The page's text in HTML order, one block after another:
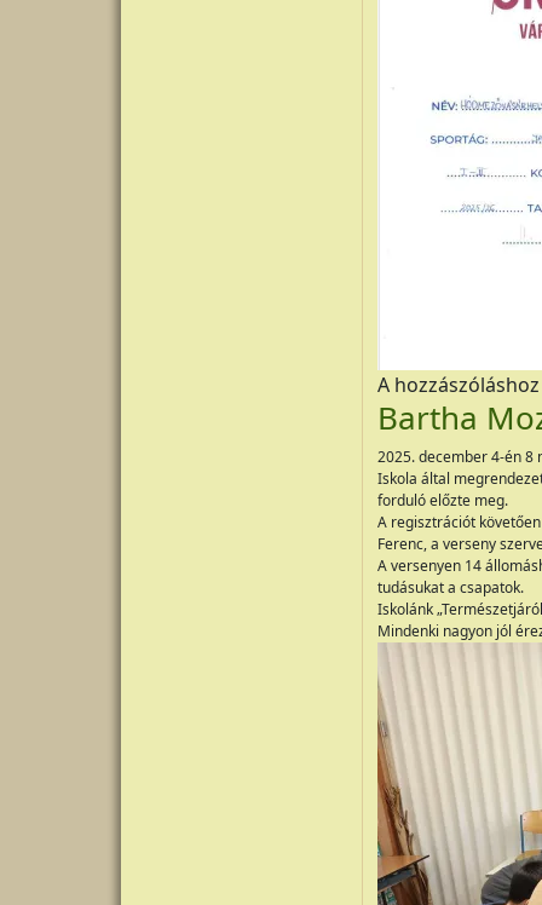
A
Bartha
2025. december 4-én 8
Iskola által
forduló előzte meg.
A regisztrációt
Ferenc, a verseny
A versenyen 14
tudásukat a csapatok.
Iskolánk
Mindenki nagyon jól